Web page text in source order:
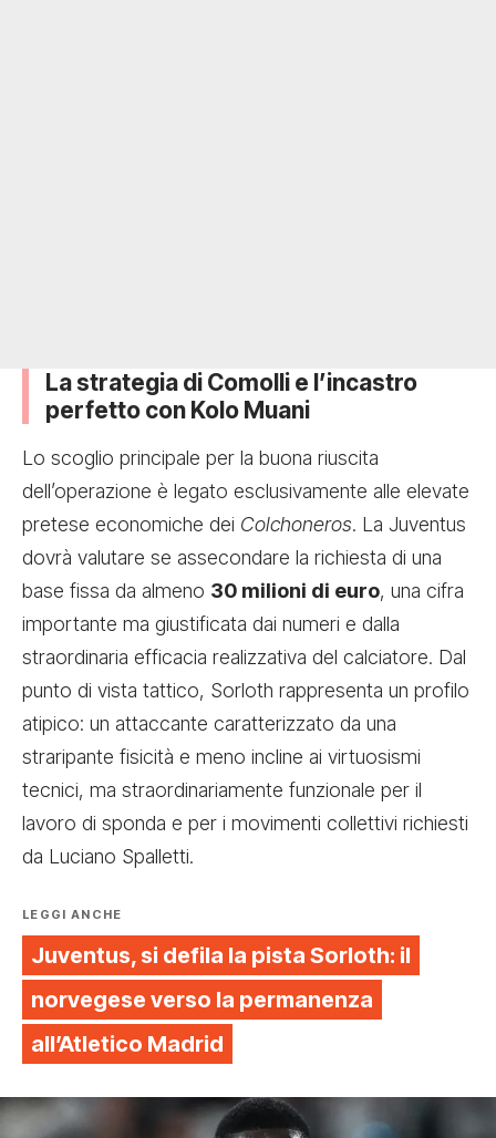
La strategia di Comolli e l’incastro
perfetto con Kolo Muani
Lo scoglio principale per la buona riuscita
dell’operazione è legato esclusivamente alle elevate
pretese economiche dei Colchoneros. La Juventus
dovrà valutare se assecondare la richiesta di una
base fissa da almeno 30 milioni di euro, una cifra
importante ma giustificata dai numeri e dalla
straordinaria efficacia realizzativa del calciatore. Dal
punto di vista tattico, Sorloth rappresenta un profilo
atipico: un attaccante caratterizzato da una
straripante fisicità e meno incline ai virtuosismi
tecnici, ma straordinariamente funzionale per il
lavoro di sponda e per i movimenti collettivi richiesti
da Luciano Spalletti.
LEGGI ANCHE
Juventus, si defila la pista Sorloth: il
norvegese verso la permanenza
all’Atletico Madrid